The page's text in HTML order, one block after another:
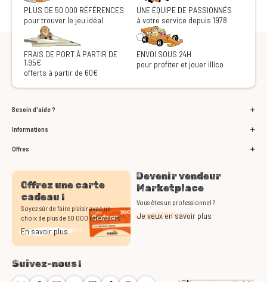
PLUS DE 50 000 RÉFÉRENCES
pour trouver le jeu idéal
UNE ÉQUIPE DE PASSIONNÉS
à votre service depuis 1978
FRAIS DE PORT À PARTIR DE
1,95€
offerts à partir de 60€
ENVOI SOUS 24H
pour profiter et jouer illico
Besoin d'aide ?
Informations
Offres
Offrez une carte
cadeau !
Soyez sûr de faire plaisir avec un
choix de plus de 50 000 références
En savoir plus
Devenir vendeur
Marketplace
Vous êtes un professionnel ?
Je veux en savoir plus
Suivez-nous !
BlueskyFacebookInstagram
YoutubeTwitchTikTokThreadsDiscord